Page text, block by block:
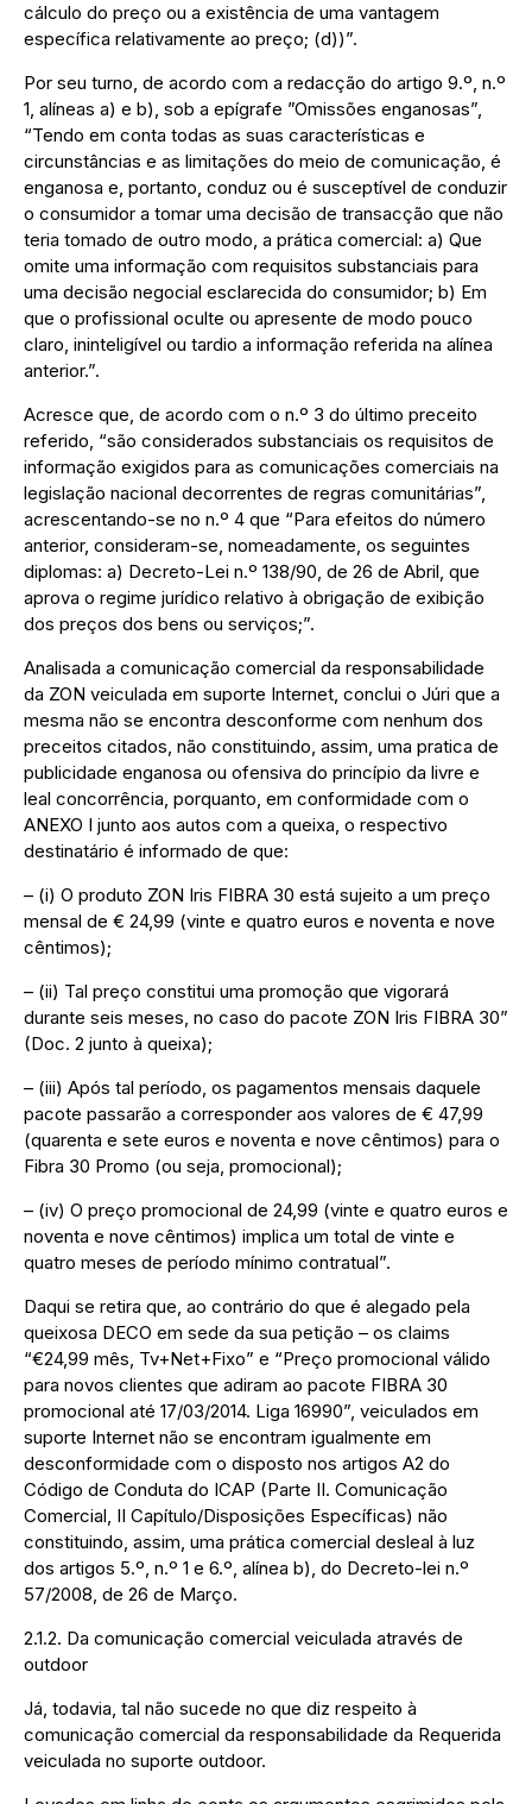
cálculo do preço ou a existência de uma vantagem
específica relativamente ao preço; (d))”.
Por seu turno, de acordo com a redacção do artigo 9.º, n.º
1, alíneas a) e b), sob a epígrafe ”Omissões enganosas”,
“Tendo em conta todas as suas características e
circunstâncias e as limitações do meio de comunicação, é
enganosa e, portanto, conduz ou é susceptível de conduzir
o consumidor a tomar uma decisão de transacção que não
teria tomado de outro modo, a prática comercial: a) Que
omite uma informação com requisitos substanciais para
uma decisão negocial esclarecida do consumidor; b) Em
que o profissional oculte ou apresente de modo pouco
claro, ininteligível ou tardio a informação referida na alínea
anterior.”.
Acresce que, de acordo com o n.º 3 do último preceito
referido, “são considerados substanciais os requisitos de
informação exigidos para as comunicações comerciais na
legislação nacional decorrentes de regras comunitárias”,
acrescentando-se no n.º 4 que “Para efeitos do número
anterior, consideram-se, nomeadamente, os seguintes
diplomas: a) Decreto-Lei n.º 138/90, de 26 de Abril, que
aprova o regime jurídico relativo à obrigação de exibição
dos preços dos bens ou serviços;”.
Analisada a comunicação comercial da responsabilidade
da ZON veiculada em suporte Internet, conclui o Júri que a
mesma não se encontra desconforme com nenhum dos
preceitos citados, não constituindo, assim, uma pratica de
publicidade enganosa ou ofensiva do princípio da livre e
leal concorrência, porquanto, em conformidade com o
ANEXO I junto aos autos com a queixa, o respectivo
destinatário é informado de que:
– (i) O produto ZON Iris FIBRA 30 está sujeito a um preço
mensal de € 24,99 (vinte e quatro euros e noventa e nove
cêntimos);
– (ii) Tal preço constitui uma promoção que vigorará
durante seis meses, no caso do pacote ZON Iris FIBRA 30”
(Doc. 2 junto à queixa);
– (iii) Após tal período, os pagamentos mensais daquele
pacote passarão a corresponder aos valores de € 47,99
(quarenta e sete euros e noventa e nove cêntimos) para o
Fibra 30 Promo (ou seja, promocional);
– (iv) O preço promocional de 24,99 (vinte e quatro euros e
noventa e nove cêntimos) implica um total de vinte e
quatro meses de período mínimo contratual”.
Daqui se retira que, ao contrário do que é alegado pela
queixosa DECO em sede da sua petição – os claims
“€24,99 mês, Tv+Net+Fixo” e “Preço promocional válido
para novos clientes que adiram ao pacote FIBRA 30
promocional até 17/03/2014. Liga 16990”, veiculados em
suporte Internet não se encontram igualmente em
desconformidade com o disposto nos artigos A2 do
Código de Conduta do ICAP (Parte II. Comunicação
Comercial, II Capítulo/Disposições Específicas) não
constituindo, assim, uma prática comercial desleal à luz
dos artigos 5.º, n.º 1 e 6.º, alínea b), do Decreto-lei n.º
57/2008, de 26 de Março.
2.1.2. Da comunicação comercial veiculada através de
outdoor
Já, todavia, tal não sucede no que diz respeito à
comunicação comercial da responsabilidade da Requerida
veiculada no suporte outdoor.